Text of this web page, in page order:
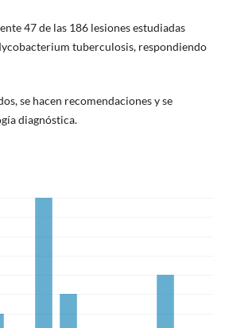
47 de las 186 lesiones estudiadas
tuberculosis, respondiendo
se hacen recomendaciones y se
diagnóstica.